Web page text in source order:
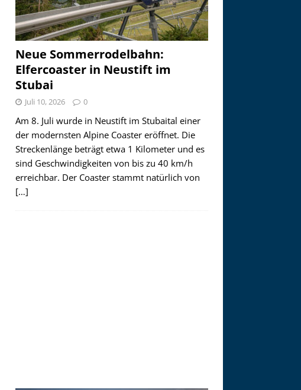
Neue Sommerrodelbahn:
Elfercoaster in Neustift im
Stubai
Juli 10, 2026 0
Am 8. Juli wurde in Neustift im Stubaital einer
der modernsten Alpine Coaster eröffnet. Die
Streckenlänge beträgt etwa 1 Kilometer und es
sind Geschwindigkeiten von bis zu 40 km/h
erreichbar. Der Coaster stammt natürlich von
[…]